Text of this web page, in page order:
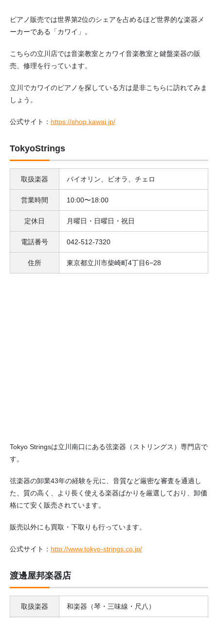
ピアノ販売では世界第2位のシェアを占めるほど世界的な楽器メ
ーカーである「カワイ」。
こちらの立川店では音楽教室とカワイ音楽教室と鍵盤楽器の販
売、修理を行っています。
立川でカワイのピアノを探している方は是非こちらに訪れてみま
しょう。
公式サイト： https://shop.kawai.jp/
TokyoStrings
取扱楽器 バイオリン、ビオラ、チェロ
営業時間 10:00〜18:00
定休日 月曜日・日曜日・祝日
電話番号 042-512-7320
住所 東京都立川市柴崎町4丁目6−28
Tokyo Stringsは立川南口にある弦楽器（ストリングス）専門店で
す。
弦楽器の卸業43年の経験を元に、音質など厳密な審査を通過し
た、質の高く、より長く使える楽器ばかりを厳選しており、卸価
格にて安く販売されています。
販売以外にも買取・下取りも行っています。
公式サイト： http://www.tokyo-strings.co.jp/
渡邊屋邦楽器店
取扱楽器 和楽器（琴・三味線・尺八）